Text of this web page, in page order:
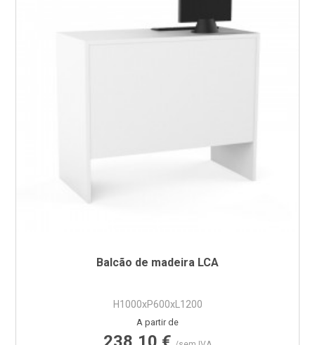
Balcão de madeira LCA
H1000xP600xL1200
Preço
A partir de